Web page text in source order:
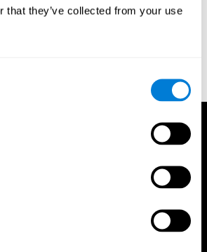
that they’ve collected from your use
tests used in genetic studies: The
individuals on tests mainly educative and
Thesis, University of London.